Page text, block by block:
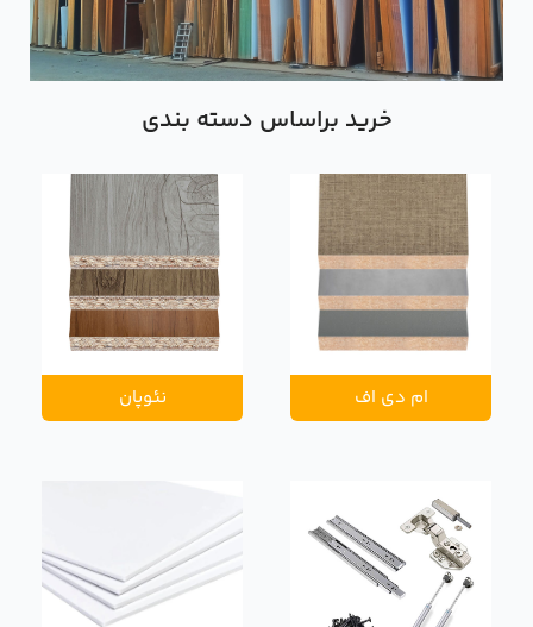
خرید براساس دسته بندی
ام دی اف نئوپان